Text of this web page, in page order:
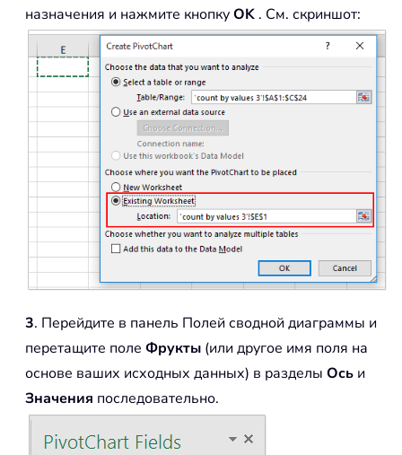
назначения и нажмите кнопкуOK . См. скриншот:
3. Перейдите в панель Полей сводной диаграммы и
перетащите поле Фрукты (или другое имя поля на
основе ваших исходных данных) в разделы Ось и
Значения последовательно.